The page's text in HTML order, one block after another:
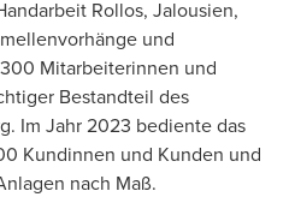
Rollos, Jalousien,
und
Mitarbeiterinnen und
Bestandteil des
Im Jahr 2023 bediente das
Kundinnen und Kunden und
nach Maß.